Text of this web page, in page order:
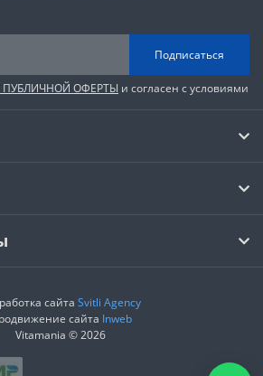
Подписаться
ПУБЛИЧНОЙ ОФЕРТЫ и согласен с условиями
сайта Svitli Agency
сайта Inweb
Vitamania © 2026